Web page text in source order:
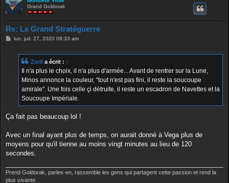
Grand Goldorak
Re: Le Grand Stratéguerre
Mlun. juil. 27, 2020 08:33 am
Zuril a écrit : ↑
Il n'a plus le choix, il n'a plus d'armée... Avant de rentrer sur la Lune,
Minos annonce la couleur, "tout n'est pas fini, il reste la soucoupe
amirale". Une fois celle çi détruite, il reste un escadron de Navettes et la
Soucoupe Impériale.
Ça fait pas beaucoup lol !
Avec un final ayant plus de temps, on aurait donné à Vega plus de
moyens pour qu'il tienne au moins vingt minutes au lieu de 120
secondes.
Prend Goldorak, parles-en, rassemble les gens qui partagent cette passion et rend la
plus vivante.